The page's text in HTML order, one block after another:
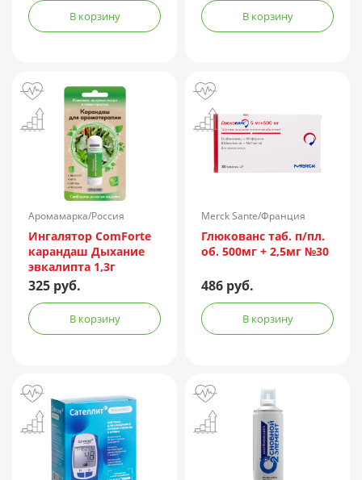
В корзину В корзину
Аромамарка/Россия
Ингалятор ComForte
карандаш Дыхание
эвкалипта 1,3г
325 руб.
В корзину
Merck Sante/Франция
Глюкованс таб. п/пл.
об. 500мг + 2,5мг №30
486 руб.
В корзину